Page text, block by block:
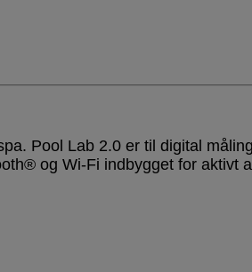
Pool Lab 2.0 er til digital
og Wi-Fi indbygget for aktivt